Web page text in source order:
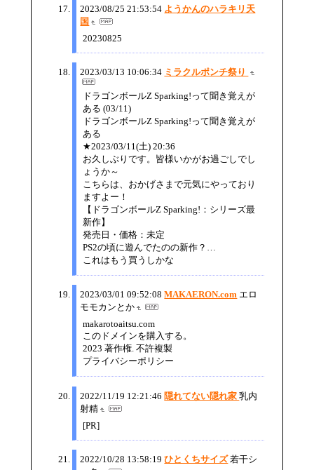
2023/08/25 21:53:54 ようかんのハラキリ天
国
20230825
2023/03/13 10:06:34 ミラクルポンチ祭り
ドラゴンボールZ Sparking!って聞き覚えが
ある (03/11)
ドラゴンボールZ Sparking!って聞き覚えが
ある
★2023/03/11(土) 20:36
お久しぶりです。皆様いかがお過ごしでし
ょうか～
こちらは、おかげさまで元気にやっており
ますよー！
【ドラゴンボールZ Sparking!：シリーズ最
新作】
発売日・価格：未定
PS2の頃に遊んでたのの新作？…
これはもう買うしかな
2023/03/01 09:52:08 MAKAERON.com エロ
モモカンとか
makarotoaitsu.com
このドメインを購入する。
2023 著作権. 不許複製
プライバシーポリシー
2022/11/19 12:21:46 隠れてない隠れ家乳内
射精
[PR]
2022/10/28 13:58:19 ひとくちサイズ 若干シ